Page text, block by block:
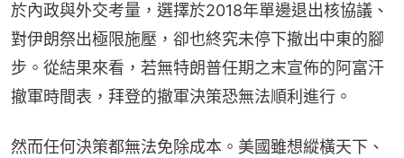
於內政與外交考量，選擇於2018年單邊退出核協議、
對伊朗祭出極限施壓，卻也終究未停下撤出中東的腳
步。從結果來看，若無特朗普任期之末宣佈的阿富汗
撤軍時間表，拜登的撤軍決策恐無法順利進行。
然而任何決策都無法免除成本。美國雖想縱橫天下、